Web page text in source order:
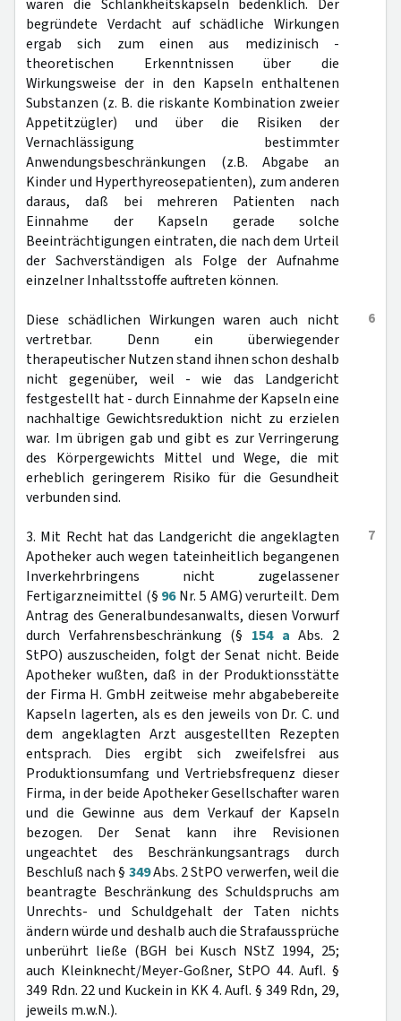
waren die Schlankheitskapseln bedenklich. Der
begründete Verdacht auf schädliche Wirkungen
ergab sich zum einen aus medizinisch -
theoretischen Erkenntnissen über die
Wirkungsweise der in den Kapseln enthaltenen
Substanzen (z. B. die riskante Kombination zweier
Appetitzügler) und über die Risiken der
Vernachlässigung bestimmter
Anwendungsbeschränkungen (z.B. Abgabe an
Kinder und Hyperthyreosepatienten), zum anderen
daraus, daß bei mehreren Patienten nach
Einnahme der Kapseln gerade solche
Beeinträchtigungen eintraten, die nach dem Urteil
der Sachverständigen als Folge der Aufnahme
einzelner Inhaltsstoffe auftreten können.
6
Diese schädlichen Wirkungen waren auch nicht
vertretbar. Denn ein überwiegender
therapeutischer Nutzen stand ihnen schon deshalb
nicht gegenüber, weil - wie das Landgericht
festgestellt hat - durch Einnahme der Kapseln eine
nachhaltige Gewichtsreduktion nicht zu erzielen
war. Im übrigen gab und gibt es zur Verringerung
des Körpergewichts Mittel und Wege, die mit
erheblich geringerem Risiko für die Gesundheit
verbunden sind.
7
3. Mit Recht hat das Landgericht die angeklagten
Apotheker auch wegen tateinheitlich begangenen
Inverkehrbringens nicht zugelassener
Fertigarzneimittel (§ 96Nr. 5 AMG) verurteilt. Dem
Antrag des Generalbundesanwalts, diesen Vorwurf
durch Verfahrensbeschränkung (§ 154 a Abs. 2
StPO) auszuscheiden, folgt der Senat nicht. Beide
Apotheker wußten, daß in der Produktionsstätte
der Firma H. GmbH zeitweise mehr abgabebereite
Kapseln lagerten, als es den jeweils von Dr. C. und
dem angeklagten Arzt ausgestellten Rezepten
entsprach. Dies ergibt sich zweifelsfrei aus
Produktionsumfang und Vertriebsfrequenz dieser
Firma, in der beide Apotheker Gesellschafter waren
und die Gewinne aus dem Verkauf der Kapseln
bezogen. Der Senat kann ihre Revisionen
ungeachtet des Beschränkungsantrags durch
Beschluß nach § 349Abs. 2 StPO verwerfen, weil die
beantragte Beschränkung des Schuldspruchs am
Unrechts- und Schuldgehalt der Taten nichts
ändern würde und deshalb auch die Strafaussprüche
unberührt ließe (BGH bei Kusch NStZ 1994, 25;
auch Kleinknecht/Meyer-Goßner, StPO 44. Aufl. §
349 Rdn. 22 und Kuckein in KK 4. Aufl. § 349 Rdn, 29,
jeweils m.w.N.).